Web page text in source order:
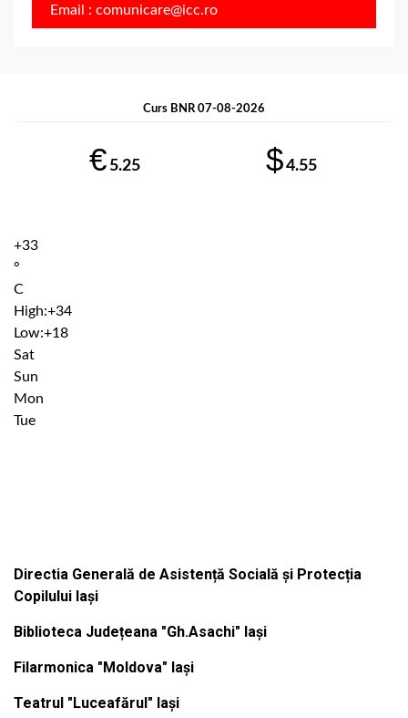
Email : comunicare@icc.ro
Curs BNR 07-08-2026
€ 5.25 $4.55
+33
°
C
High:+34
Low:+18
Sat
Sun
Mon
Tue
Directia Generală de Asistență Socială și Protecția
Copilului Iași
Biblioteca Județeana "Gh.Asachi" Iași
Filarmonica "Moldova" Iași
Teatrul "Luceafărul" Iași